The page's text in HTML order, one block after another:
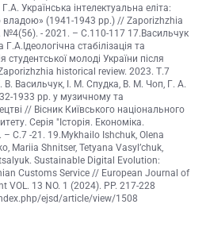
Українська інтелектуальна еліта:
(1941-1943 рр.) // Zaporizhzhia
№4(56). - 2021. – С.110-117 17.Васильчук
стабілізація та
студентської молоді України після
Zaporizhzhia historical review. 2023. Т.7
Васильчук, І. М. Спудка, В. М. Чоп, Г. А.
1933 рр. у музичному та
// Вісник Київського національного
Серія "Історія. Економіка.
С.7 -21. 19.Mykhailo Ishchuk, Olena
Mariia Shnitser, Tetyana Vasyl’chuk,
Sustainable Digital Evolution:
Customs Service // European Journal of
VOL. 13 NO. 1 (2024). PP. 217-228
ejsd/article/view/1508